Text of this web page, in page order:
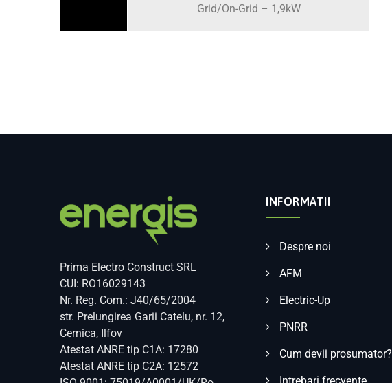
Grid/On-Grid – 1,9kW
Prima Electro Construct SRL
CUI: RO16029143
Nr. Reg. Com.: J40/65/2004
str. Prelungirea Garii Catelu, nr. 12,
Cernica, Ilfov
Atestat ANRE tip C1A: 17280
Atestat ANRE tip C2A: 12572
INFORMATII
Despre noi
AFM
Electric-Up
PNRR
Cum devii prosumator?